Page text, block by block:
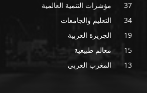
مؤشرات التنمية العالمية
37
التعليم والجامعات
34
الجزيرة العربية
19
معالم طبيعية
15
المغرب العربي
13